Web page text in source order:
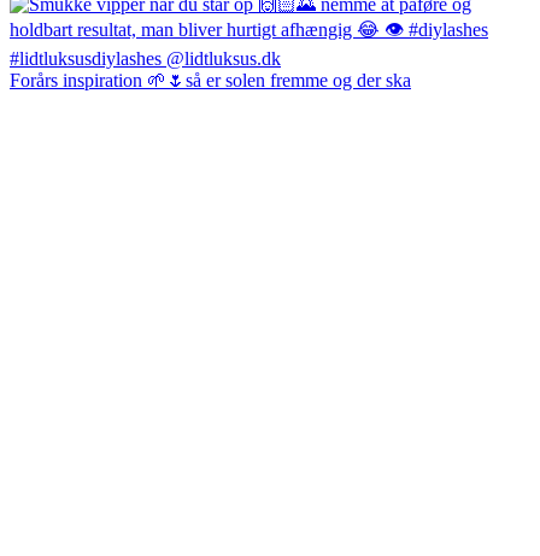
Forårs inspiration 🌱🌷så er solen fremme og der ska